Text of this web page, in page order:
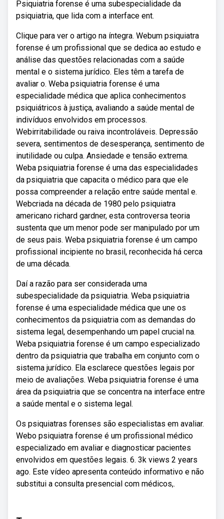
Psiquiatria forense é uma subespecialidade da
psiquiatria, que lida com a interface ent.
Clique para ver o artigo na íntegra. Webum psiquiatra
forense é um profissional que se dedica ao estudo e
análise das questões relacionadas com a saúde
mental e o sistema jurídico. Eles têm a tarefa de
avaliar o. Weba psiquiatria forense é uma
especialidade médica que aplica conhecimentos
psiquiátricos à justiça, avaliando a saúde mental de
indivíduos envolvidos em processos.
Webirritabilidade ou raiva incontroláveis. Depressão
severa, sentimentos de desesperança, sentimento de
inutilidade ou culpa. Ansiedade e tensão extrema.
Weba psiquiatria forense é uma das especialidades
da psiquiatria que capacita o médico para que ele
possa compreender a relação entre saúde mental e.
Webcriada na década de 1980 pelo psiquiatra
americano richard gardner, esta controversa teoria
sustenta que um menor pode ser manipulado por um
de seus pais. Weba psiquiatria forense é um campo
profissional incipiente no brasil, reconhecida há cerca
de uma década.
Daí a razão para ser considerada uma
subespecialidade da psiquiatria. Weba psiquiatria
forense é uma especialidade médica que une os
conhecimentos da psiquiatria com as demandas do
sistema legal, desempenhando um papel crucial na.
Weba psiquiatria forense é um campo especializado
dentro da psiquiatria que trabalha em conjunto com o
sistema jurídico. Ela esclarece questões legais por
meio de avaliações. Weba psiquiatria forense é uma
área da psiquiatria que se concentra na interface entre
a saúde mental e o sistema legal.
Os psiquiatras forenses são especialistas em avaliar.
Webo psiquiatra forense é um profissional médico
especializado em avaliar e diagnosticar pacientes
envolvidos em questões legais. 6. 3k views 2 years
ago. Este vídeo apresenta conteúdo informativo e não
substitui a consulta presencial com médicos,.